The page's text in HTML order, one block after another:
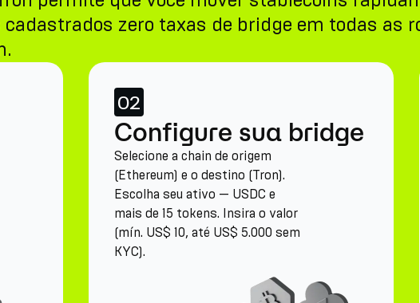
zero taxas de bridge em todas as
02
Configure sua bridge
Selecione a chain de origem
(Ethereum) e o destino (Tron).
Escolha seu ativo — USDC e
mais de 15 tokens. Insira o valor
(mín. US$ 10, até US$ 5.000 sem
KYC).